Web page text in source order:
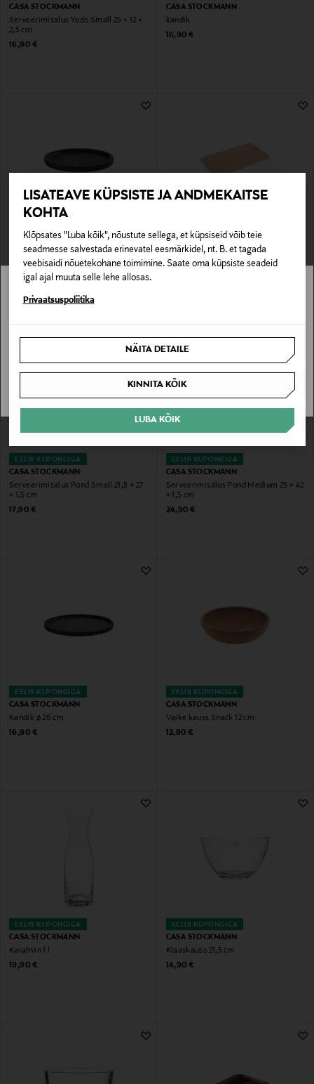
LISATEAVE KÜPSISTE JA ANDMEKAITSE
KOHTA
Klõpsates "Luba kõik", nõustute sellega, et küpsiseid võib teie
seadmesse salvestada erinevatel eesmärkidel, nt. B. et tagada
veebisaidi nõuetekohane toimimine. Saate oma küpsiste seadeid
igal ajal muuta selle lehe allosas.
Privaatsuspoliitika
NÄITA DETAILE
KINNITA KÕIK
LUBA KÕIK
CASA STOCKMANN
Serveerimisalus Yodo Small 25 × 12 ×
2,5 cm
Original Price
16,90 €
CASA STOCKMANN
kandik
Original Price
16,90 €
CASA STOCKMANN
Kandik ø 20 cm
Original Price
12,90 €
CASA STOCKMANN
Kandik Brea Medium
Original Price
16,90 €
EELIS KUPONGIGA
CASA STOCKMANN
Serveerimisalus Pond Small 21,5 × 27
× 1,5 cm
Original Price
17,90 €
EELIS KUPONGIGA
CASA STOCKMANN
Serveerimisalus Pond Medium 25 × 42
× 1,5 cm
Original Price
24,90 €
EELIS KUPONGIGA
CASA STOCKMANN
Kandik ø 28 cm
Original Price
16,90 €
EELIS KUPONGIGA
CASA STOCKMANN
Väike kauss Snack 12 cm
Original Price
12,90 €
EELIS KUPONGIGA
CASA STOCKMANN
Karahvin 1 l
Original Price
19,90 €
EELIS KUPONGIGA
CASA STOCKMANN
Klaaskauss 21,5 cm
Original Price
14,90 €
Stockmann pole Sinu riigis saadaval.
SAAN ARU